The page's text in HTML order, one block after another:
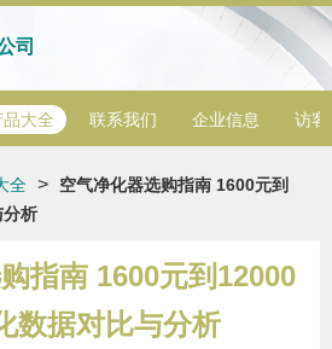
司
品大全 联系我们 企业信息 访客
全 >
空气净化器选购指南 1600元到
分析
指南 1600元到12000
数据对比与分析